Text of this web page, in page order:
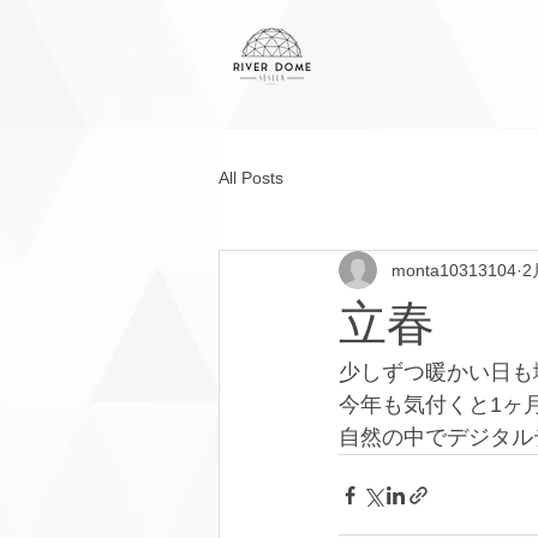
All Posts
立春
monta10313104 2
少しずつ暖かい日
今年も気付くと1ヶ
自然の中でデジタ